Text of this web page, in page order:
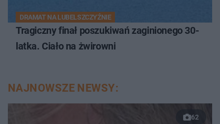
DRAMAT NA LUBELSZCZYŹNIE
Tragiczny finał poszukiwań zaginionego 30-
latka. Ciało na żwirowni
NAJNOWSZE NEWSY:
62